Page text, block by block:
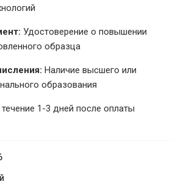
Удостоверение о повышении
образца
Наличие высшего или
образования
1-3 дней после оплаты